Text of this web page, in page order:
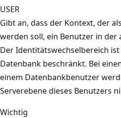
USER
Gibt an, dass der Kontext, der
werden soll, ein Benutzer in der
Der Identitätswechselbereich
Datenbank beschränkt. Bei
einem Datenbankbenutzer
Serverebene dieses Benutzers
Wichtig